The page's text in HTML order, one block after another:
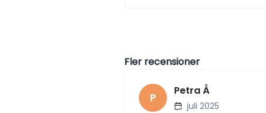
Fler recensioner
P Petra Å
juli 2025